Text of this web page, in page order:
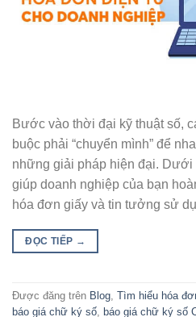
Bước vào thời đại kỹ thuật số,
buộc phải “chuyển mình” để
những giải pháp hiện đại.
giúp doanh nghiệp của bạn
hóa đơn giấy và tin tưởng sử
ĐỌC TIẾP →
Được đăng trên Blog, Tìm hiểu hóa
báo giá chữ ký số, báo giá chữ ký số